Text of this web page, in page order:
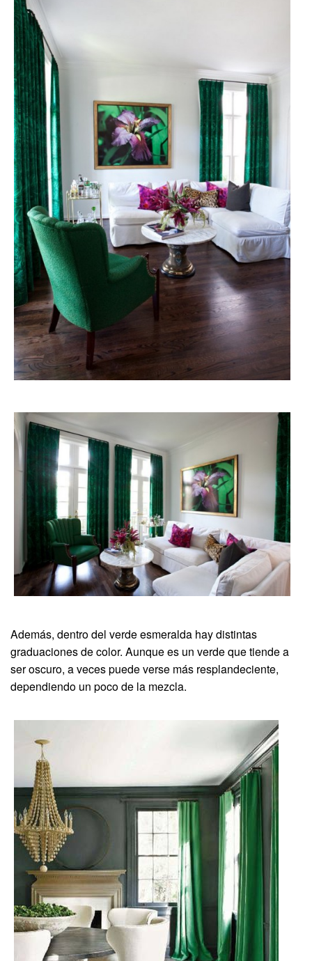
Además, dentro del verde esmeralda hay distintas
graduaciones de color. Aunque es un verde que tiende a
ser oscuro, a veces puede verse más resplandeciente,
dependiendo un poco de la mezcla.